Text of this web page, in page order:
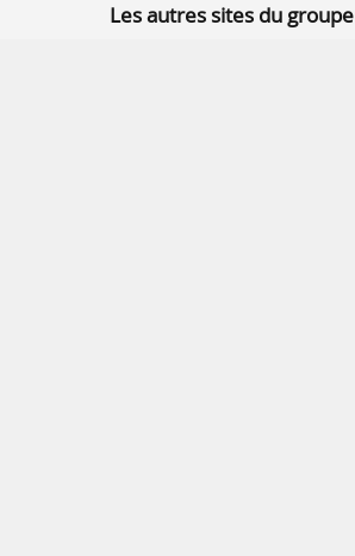
Les autres sites du groupe